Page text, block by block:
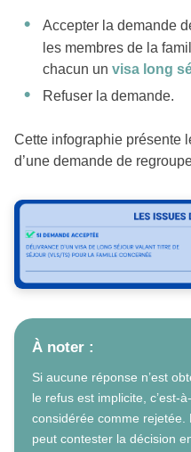
Accepter la demande
les membres de la
chacun un visa long
Refuser la demande.
Cette infographie présente
d’une demande de
À noter :
Si aucune réponse n’est
le refus est implicite, c’est-
considérée comme
peut contester la décision